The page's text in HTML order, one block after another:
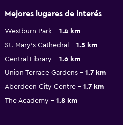
Mejores lugares de interés
Westburn Park
1.4 km
St. Mary's Cathedral
1.5 km
Central Library
1.6 km
Union Terrace Gardens
1.7 km
Aberdeen City Centre
1.7 km
The Academy
1.8 km